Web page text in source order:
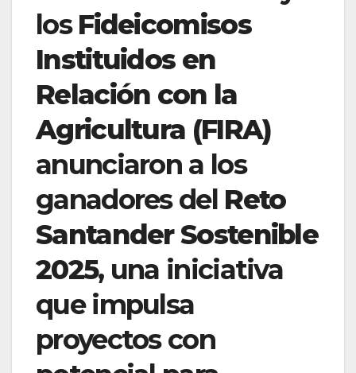
losFideicomisos
Instituidos en
Relación con la
Agricultura (FIRA)
anunciaron a los
ganadores del Reto
Santander Sostenible
2025, una iniciativa
que impulsa
proyectos con